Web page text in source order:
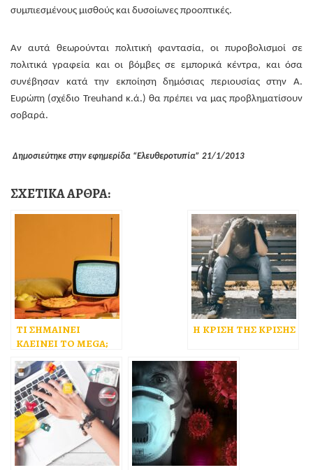
συμπιεσμένους μισθούς και δυσοίωνες προοπτικές.
Αν αυτά θεωρούνται πολιτική φαντασία, οι πυροβολισμοί σε
πολιτικά γραφεία και οι βόμβες σε εμπορικά κέντρα, και όσα
συνέβησαν κατά την εκποίηση δημόσιας περιουσίας στην Α.
Ευρώπη (σχέδιο Treuhand κ.ά.) θα πρέπει να μας προβληματίσουν
σοβαρά.
Δημοσιεύτηκε στην εφημερίδα “Ελευθεροτυπία” 21/1/2013
ΣΧΕΤΙΚΑ ΑΡΘΡΑ:
ΤΙ ΣΗΜΑΙΝΕΙ
ΚΛΕΙΝΕΙ ΤΟ MEGA;
H ΚΡΙΣΗ ΤΗΣ ΚΡΙΣΗΣ